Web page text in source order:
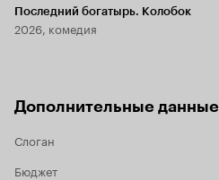
Последний богатырь. Колобок
2026, комедия
Дополнительные данные
Слоган
Бюджет